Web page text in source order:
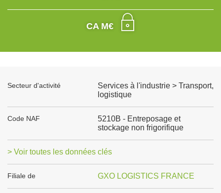
CA M€
Secteur d'activité
Services à l'industrie > Transport,
logistique
Code NAF
5210B - Entreposage et
stockage non frigorifique
> Voir toutes les données clés
Filiale de GXO LOGISTICS FRANCE